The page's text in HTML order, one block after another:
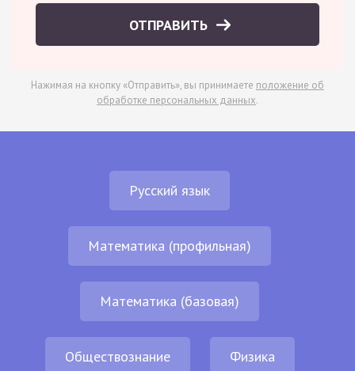
ОТПРАВИТЬ
Нажимая на кнопку «Отправить», вы принимаете положение об
обработке персональных данных.
Русский язык
Математика (профильная)
Математика (базовая)
Обществознание Физика